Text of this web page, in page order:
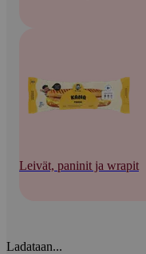
Leivät, paninit ja wrapit
Ladataan...